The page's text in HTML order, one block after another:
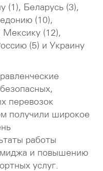
(1), Беларусь (3),
(10),
Мексику (12),
(5) и Украину
перевозок
получили широкое
работы
и повышению
услуг.